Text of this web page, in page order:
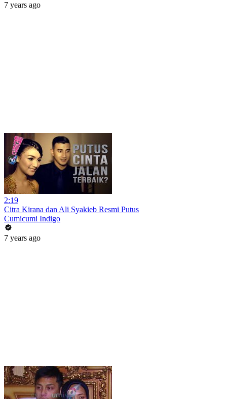
7 years ago
2:19
Citra Kirana dan Ali Syakieb Resmi Putus
Cumicumi Indigo
7 years ago